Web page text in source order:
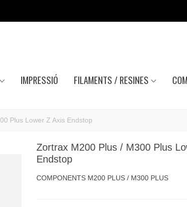
IMPRESSIÓ FILAMENTS / RESINES
Plus Lower Z Axis Endstop
Zortrax M200 Plus / M300 Plus
Endstop
COMPONENTS M200 PLUS / M300 PLUS